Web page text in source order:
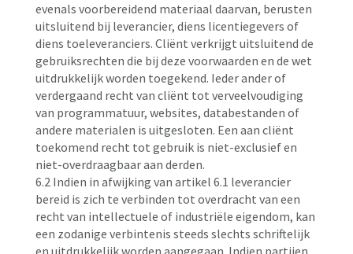
evenals voorbereidend materiaal daarvan, berusten
uitsluitend bij leverancier, diens licentiegevers of
diens toeleveranciers. Cliënt verkrijgt uitsluitend de
gebruiksrechten die bij deze voorwaarden en de wet
uitdrukkelijk worden toegekend. Ieder ander of
verdergaand recht van cliënt tot verveelvoudiging
van programmatuur, websites, databestanden of
andere materialen is uitgesloten. Een aan cliënt
toekomend recht tot gebruik is niet-exclusief en
niet-overdraagbaar aan derden.
6.2 Indien in afwijking van artikel 6.1 leverancier
bereid is zich te verbinden tot overdracht van een
recht van intellectuele of industriële eigendom, kan
een zodanige verbintenis steeds slechts schriftelijk
en uitdrukkelijk worden aangegaan. Indien partijen